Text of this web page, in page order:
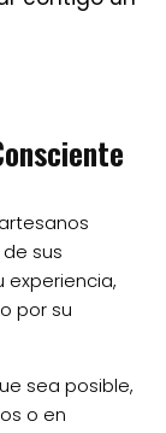
sus
experiencia,
por su
sea posible,
o en